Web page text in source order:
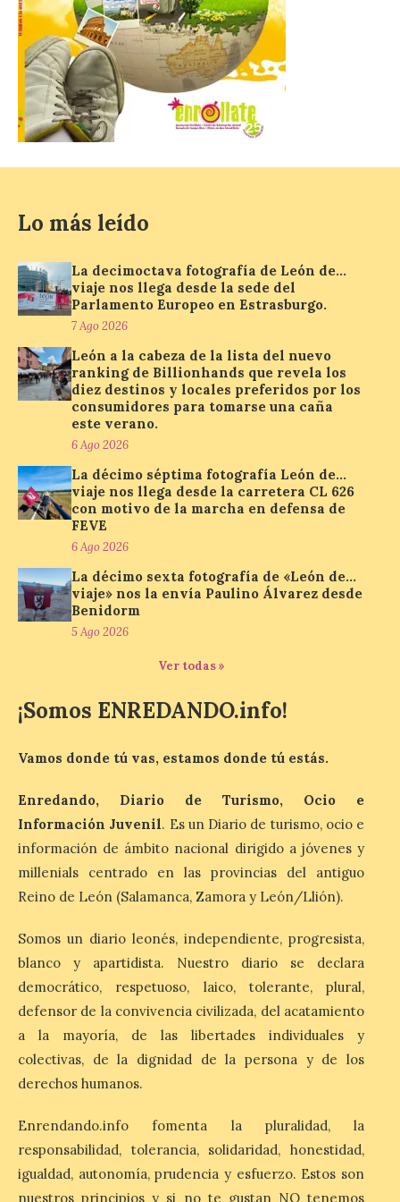
[…]
El Gobierno de España
lanza un visor web para
localizar y disfrutar del
eclipse solar del 12 de
posición exacta del Sol y
así localizar el lugar ideal
para observar el eclipse
solar del 12 de agosto de 2026 sin
obstáculos. El visor es una herramienta a
la […]
Paradores renueva su
compromiso con La Vuelta
como patrocinador oficial
7 Ago 2026
La cadena hotelera pública
en la zona de descanso
junto al control de firmas
y, como novedad, en el
Leaders Lounge, dos espacios exclusivos
para los ciclistas. El recorrido de La
Última llamada: Eclipse
Dónde alojarse y a qué
7 Ago 2026
León es la provincia más
económica (116€/noche),
pero también una de las
más agotadas: solo un 4%
Zamora, Palencia y Álava son las
provincias con menos margen: apenas un
1% de los alojamientos siguen libres para
esas […]
El eclipse genera un boom
de reservas hoteleras y
precios desorbitados,
Asturias lidera el impacto
Lo más leído
La decimoctava fotografía de León de…
viaje nos llega desde la sede del
Parlamento Europeo en Estrasburgo.
7 Ago 2026
León a la cabeza de la lista del nuevo
ranking de Billionhands que revela los
diez destinos y locales preferidos por los
consumidores para tomarse una caña
este verano.
6 Ago 2026
La décimo séptima fotografía León de…
viaje nos llega desde la carretera CL 626
con motivo de la marcha en defensa de
FEVE
6 Ago 2026
La décimo sexta fotografía de «León de…
viaje» nos la envía Paulino Álvarez desde
Benidorm
5 Ago 2026
Ver todas »
¡Somos ENREDANDO.info!
Vamos donde tú vas, estamos donde tú estás.
Enredando, Diario de Turismo, Ocio e
Información Juvenil. Es un Diario de turismo, ocio e
información de ámbito nacional dirigido a jóvenes y
millenials centrado en las provincias del antiguo
Reino de León (Salamanca, Zamora y León/Llión).
Somos un diario leonés, independiente, progresista,
blanco y apartidista. Nuestro diario se declara
democrático, respetuoso, laico, tolerante, plural,
defensor de la convivencia civilizada, del acatamiento
a la mayoría, de las libertades individuales y
colectivas, de la dignidad de la persona y de los
derechos humanos.
Enrendando.info fomenta la pluralidad, la
responsabilidad, tolerancia, solidaridad, honestidad,
igualdad, autonomía, prudencia y esfuerzo. Estos son
nuestros principios y si no te gustan NO tenemos